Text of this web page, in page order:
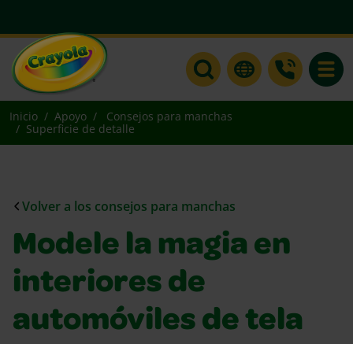
Inicio Apoyo
Consejos para manchas
Superficie de detalle
Volver a los consejos para manchas
Modele la magia en
interiores de
automóviles de tela